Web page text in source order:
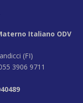
Italiano ODV
(FI)
3906 9711